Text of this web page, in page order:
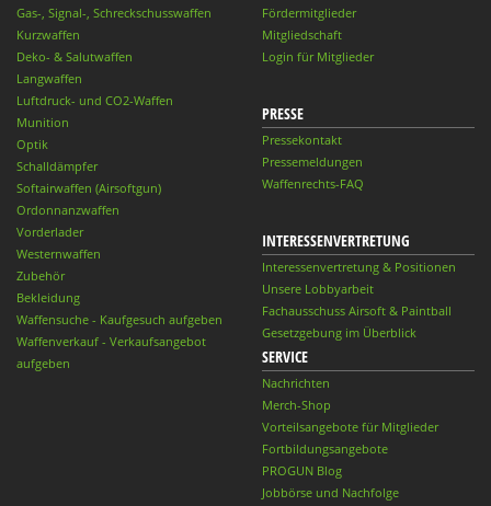
Gas-, Signal-, Schreckschusswaffen
Kurzwaffen
Deko- & Salutwaffen
Langwaffen
Luftdruck- und CO2-Waffen
Munition
Optik
Schalldämpfer
Softairwaffen (Airsoftgun)
Ordonnanzwaffen
Vorderlader
Westernwaffen
Zubehör
Bekleidung
Waffensuche - Kaufgesuch aufgeben
Waffenverkauf - Verkaufsangebot
aufgeben
Fördermitglieder
Mitgliedschaft
Login für Mitglieder
PRESSE
Pressekontakt
Pressemeldungen
Waffenrechts-FAQ
INTERESSENVERTRETUNG
Interessenvertretung & Positionen
Unsere Lobbyarbeit
Fachausschuss Airsoft & Paintball
Gesetzgebung im Überblick
SERVICE
Nachrichten
Merch-Shop
Vorteilsangebote für Mitglieder
Fortbildungsangebote
PROGUN Blog
Jobbörse und Nachfolge